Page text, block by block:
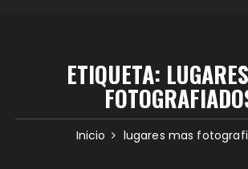
ETIQUETA:
Inicio lugares mas